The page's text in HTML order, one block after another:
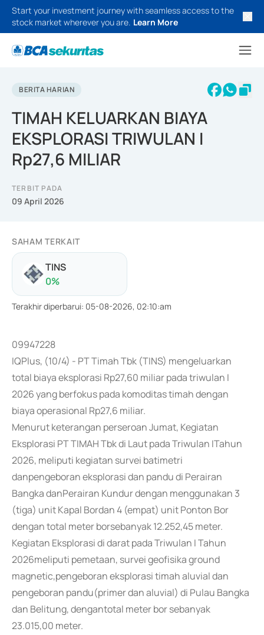
Start your investment journey with seamless access to the
stock market wherever you are. Learn More
BERITA HARIAN
TIMAH KELUARKAN BIAYA
EKSPLORASI TRIWULAN I
Rp27,6 MILIAR
TERBIT PADA
09 April 2026
SAHAM TERKAIT
TINS
0%
Terakhir diperbarui: 05-08-2026, 02:10:am
09947228
IQPlus, (10/4) - PT Timah Tbk (TINS) mengeluarkan
total biaya eksplorasi Rp27,60 miliar pada triwulan I
2026 yang berfokus pada komoditas timah dengan
biaya operasional Rp27,6 miliar.
Menurut keterangan perseroan Jumat, Kegiatan
Eksplorasi PT TIMAH Tbk di Laut pada Triwulan ITahun
2026, meliputi kegiatan survei batimetri
danpengeboran eksplorasi dan pandu di Perairan
Bangka danPerairan Kundur dengan menggunakan 3
(tiga) unit Kapal Bordan 4 (empat) unit Ponton Bor
dengan total meter borsebanyak 12.252,45 meter.
Kegiatan Eksplorasi di darat pada Triwulan I Tahun
2026meliputi pemetaan, survei geofisika ground
magnetic,pengeboran eksplorasi timah aluvial dan
pengeboran pandu(primer dan aluvial) di Pulau Bangka
dan Belitung, dengantotal meter bor sebanyak
23.015,00 meter.